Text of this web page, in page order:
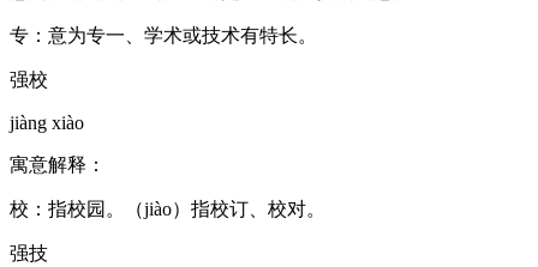
专：意为专一、学术或技术有特长。
强校
jiàng xiào
寓意解释：
校：指校园。（jiào）指校订、校对。
强技